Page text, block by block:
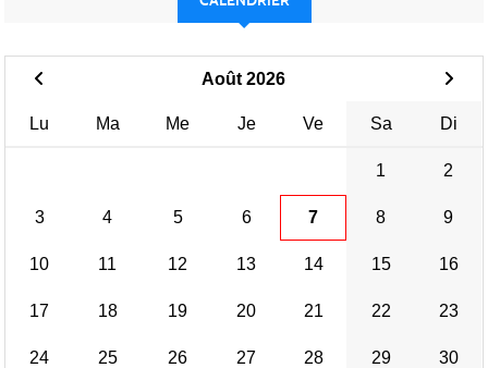
Août 2026
Lu Ma Me Je Ve Sa Di
1 2
3 4 5 6 7 8 9
10 11 12 13 14 15 16
17 18 19 20 21 22 23
24 25 26 27 28 29 30